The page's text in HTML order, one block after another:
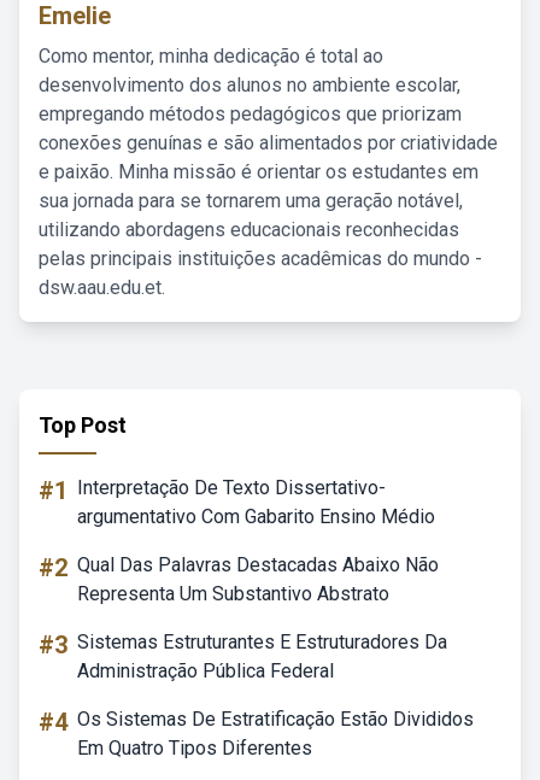
Emelie
Como mentor, minha dedicação é total ao
desenvolvimento dos alunos no ambiente escolar,
empregando métodos pedagógicos que priorizam
conexões genuínas e são alimentados por criatividade
e paixão. Minha missão é orientar os estudantes em
sua jornada para se tornarem uma geração notável,
utilizando abordagens educacionais reconhecidas
pelas principais instituições acadêmicas do mundo -
dsw.aau.edu.et.
Top Post
#1
Interpretação De Texto Dissertativo-
argumentativo Com Gabarito Ensino Médio
#2 Qual Das Palavras Destacadas Abaixo Não
Representa Um Substantivo Abstrato
#3 Sistemas Estruturantes E Estruturadores Da
Administração Pública Federal
#4 Os Sistemas De Estratificação Estão Divididos
Em Quatro Tipos Diferentes